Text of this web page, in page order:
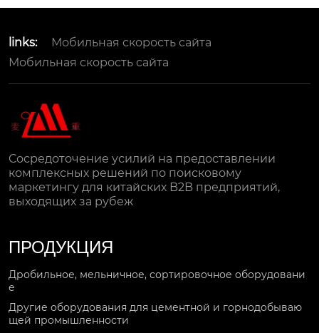
links:
Мобильная скорость сайта
Мобильная скорость сайта
Сосредоточение усилий на предоставлении
комплексных решений по поисковому
маркетингу для китайских B2B предприятий,
выходящих за рубеж
ПРОДУКЦИЯ
Дробильное, мельничное, сортировочное оборудовани
е
Другие оборудования для цементной и горнодобываю
щей промышленности